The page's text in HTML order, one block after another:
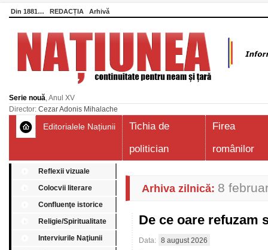
Din 1881… REDACȚIA Arhivă
Serie nouă, Anul XV
Director: Cezar Adonis Mihalache
Editorialele Națiunii
Tichia de
politician
Firea
românilor
Reflexii vizuale
Colocvii literare
Confluenţe istorice
Religie/Spiritualitate
Interviurile Naţiunii
Arhiva zilnică: 8
De ce oare
Data: 8 august 2026